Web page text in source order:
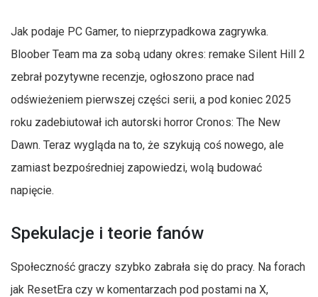
Jak podaje PC Gamer, to nieprzypadkowa zagrywka.
Bloober Team ma za sobą udany okres: remake Silent Hill 2
zebrał pozytywne recenzje, ogłoszono prace nad
odświeżeniem pierwszej części serii, a pod koniec 2025
roku zadebiutował ich autorski horror Cronos: The New
Dawn. Teraz wygląda na to, że szykują coś nowego, ale
zamiast bezpośredniej zapowiedzi, wolą budować
napięcie.
Spekulacje i teorie fanów
Społeczność graczy szybko zabrała się do pracy. Na forach
jak ResetEra czy w komentarzach pod postami na X,